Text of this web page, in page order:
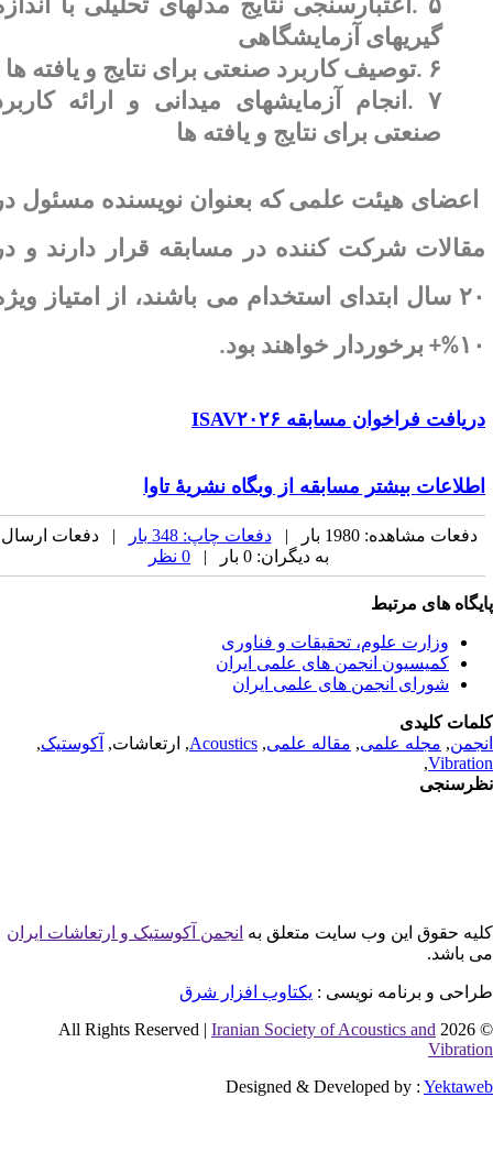
. اعتبارسنجی نتایج مدلهای تحلیلی با اندازه
گیریهای آزمایشگاهی
. توصیف کاربرد صنعتی برای نتایج و یافته ها
.
انجام آزمایشهای میدانی و ارائه کاربرد
صنعتی برای نتایج و یافته ها
اعضای هیئت علمی که بعنوان نویسنده مسئول در
شرکت کننده در مسابقه قرار دارند و در
سال ابتدای استخدام می باشند، از امتیاز ویژه
برخوردار خواهند بود.
فراخوان مسابقهISAV۲۰۲۶
بیشتر مسابقه از وبگاه نشریۀ تاوا
دفعات مشاهده: 1980 بار | دفعات چاپ: 348 بار
| دفعات ارسال
به دیگران: 0 بار |
های مرتبط
وزارت علوم، تحقیقات و فناوری
کمیسیون انجمن های علمی ایران
شورای انجمن های علمی ایران
کلیدی
,مجله علمی, مقاله علمی,
Acoustics, ارتعاشات,آکوستیک,
,
حقوق این وب سایت متعلق بهانجمن آکوستیک و ارتعاشات ایران
باشد.
و برنامه نویسی : یکتاوب افزار شرق
©
Iranian Society of Acoustics and
Designed & Developed by :